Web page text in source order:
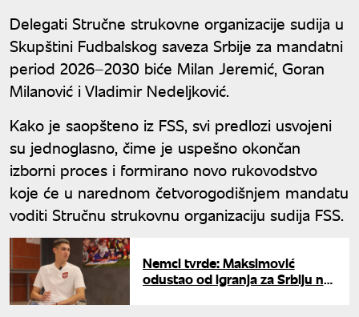
Delegati Stručne strukovne organizacije sudija u
Skupštini Fudbalskog saveza Srbije za mandatni
period 2026–2030 biće Milan Jeremić, Goran
Milanović i Vladimir Nedeljković.
Kako je saopšteno iz FSS, svi predlozi usvojeni
su jednoglasno, čime je uspešno okončan
izborni proces i formirano novo rukovodstvo
koje će u narednom četvorogodišnjem mandatu
voditi Stručnu strukovnu organizaciju sudija FSS.
Nemci tvrde: Maksimović
odustao od igranja za Srbiju na